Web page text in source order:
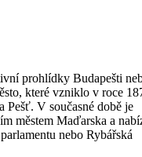
prohlídky Budapešti
které vzniklo v roce
Pešť. V současné době je
městem Maďarska a
nebo Rybářská